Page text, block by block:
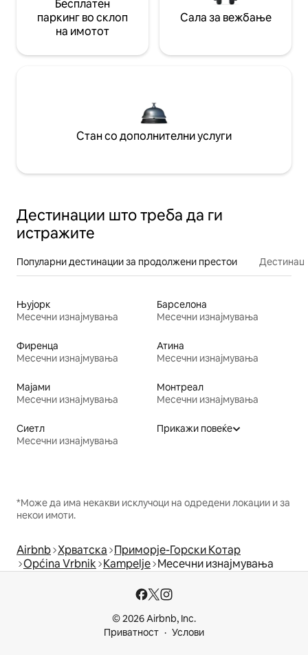
Бесплатен
паркинг во склоп
на имотот
Сала за вежбање
Стан со дополнителни услуги
Дестинации што треба да ги
истражите
Популарни дестинации за продолжени престои
Њујорк
Месечни изнајмувања
Барселона
Месечни изнајмувања
Фиренца
Месечни изнајмувања
Атина
Месечни изнајмувања
Мајами
Месечни изнајмувања
Монтреал
Месечни изнајмувања
Сиетл
Месечни изнајмувања
Прикажи повеќе
*Може да има некакви исклучоци на одредени локации и за
некои имоти.
Airbnb Хрватска Приморје-Горски Котар
Općina Vrbnik Kampelje Месечни изнајмувања
© 2026 Airbnb, Inc.
Приватност
Услови